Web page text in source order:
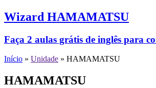
Wizard HAMAMATSU
Faça 2 aulas grátis de inglês para
Início » Unidade » HAMAMATSU
HAMAMATSU